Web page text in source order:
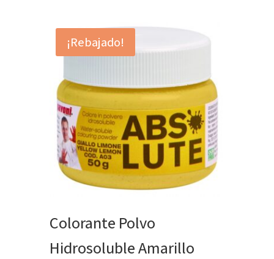
¡Rebajado!
Colorante Polvo
Hidrosoluble Amarillo